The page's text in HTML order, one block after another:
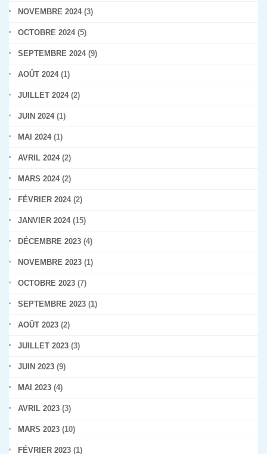
NOVEMBRE 2024(3)
OCTOBRE 2024(5)
SEPTEMBRE 2024(9)
AOÛT 2024(1)
JUILLET 2024(2)
JUIN 2024(1)
MAI 2024(1)
AVRIL 2024(2)
MARS 2024(2)
FÉVRIER 2024(2)
JANVIER 2024(15)
DÉCEMBRE 2023 (4)
NOVEMBRE 2023 (1)
OCTOBRE 2023 (7)
SEPTEMBRE 2023 (1)
AOÛT 2023 (2)
JUILLET 2023 (3)
JUIN 2023 (9)
MAI 2023 (4)
AVRIL 2023 (3)
MARS 2023 (10)
FÉVRIER 2023 (1)